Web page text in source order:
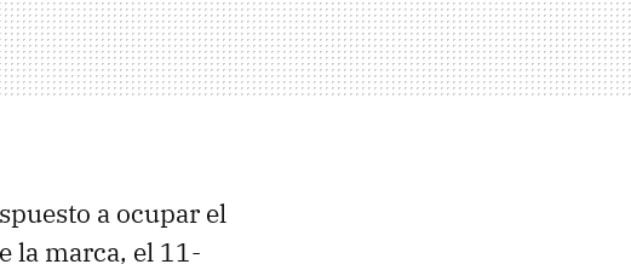
a ocupar el
la marca, el 11-